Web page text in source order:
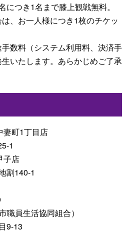
につき1名まで膝上観戦無料。
、お一人様につき1枚のチケッ
数料（システム利用料、決済手
いたします。あらかじめご了承
妻町1丁目店
1
子店
割140-1
職員生活協同組合）
9-13